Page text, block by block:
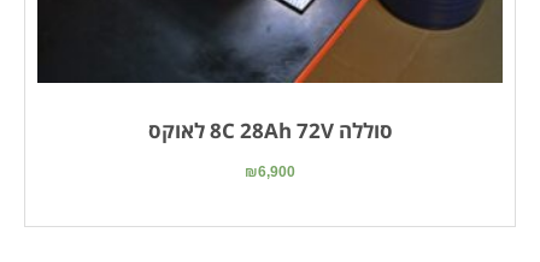
סוללה 8C 28Ah 72V לאוקס
₪6,900